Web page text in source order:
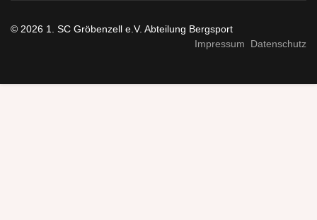
© 2026 1. SC Gröbenzell e.V. Abteilung Bergsport
Impressum
Datenschutz